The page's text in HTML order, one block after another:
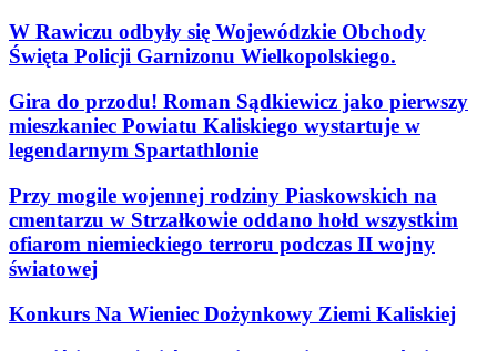
W Rawiczu odbyły się Wojewódzkie Obchody
Święta Policji Garnizonu Wielkopolskiego.
Gira do przodu! Roman Sądkiewicz jako pierwszy
mieszkaniec Powiatu Kaliskiego wystartuje w
legendarnym Spartathlonie
Przy mogile wojennej rodziny Piaskowskich na
cmentarzu w Strzałkowie oddano hołd wszystkim
ofiarom niemieckiego terroru podczas II wojny
światowej
Konkurs Na Wieniec Dożynkowy Ziemi Kaliskiej